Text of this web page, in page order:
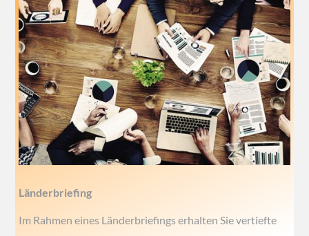
Länderbriefing
Im Rahmen eines Länderbriefings erhalten Sie vertiefte